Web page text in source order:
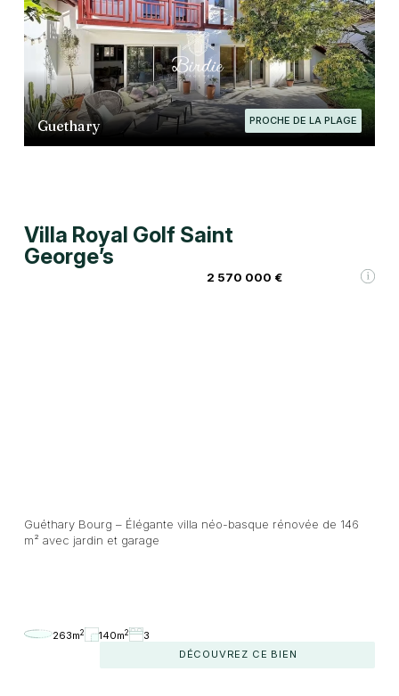
PROCHE DE LA PLAGE
Guethary
Villa Royal Golf Saint
George’s
2 570 000 €
Guéthary Bourg – Élégante villa néo-basque rénovée de 146
m² avec jardin et garage
263m2 140m2
3
DÉCOUVREZ CE BIEN